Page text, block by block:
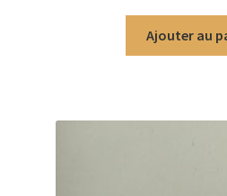
Ajouter au